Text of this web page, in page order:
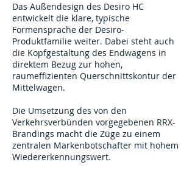
Das Außendesign des Desiro HC
entwickelt die klare, typische
Formensprache der Desiro-
Produktfamilie weiter. Dabei steht auch
die Kopfgestaltung des Endwagens in
direktem Bezug zur hohen,
raumeffizienten Querschnittskontur der
Mittelwagen.
Die Umsetzung des von den
Verkehrsverbünden vorgegebenen RRX-
Brandings macht die Züge zu einem
zentralen Markenbotschafter mit hohem
Wiedererkennungswert.